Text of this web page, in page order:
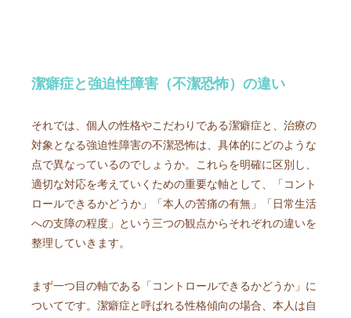
潔癖症と強迫性障害（不潔恐怖）の違い
それでは、個人の性格やこだわりである潔癖症と、治療の
対象となる強迫性障害の不潔恐怖は、具体的にどのような
点で異なっているのでしょうか。これらを明確に区別し、
適切な対応を考えていくための重要な軸として、「コント
ロールできるかどうか」「本人の苦痛の有無」「日常生活
への支障の程度」という三つの観点からそれぞれの違いを
整理していきます。
まず一つ目の軸である「コントロールできるかどうか」に
ついてです。潔癖症と呼ばれる性格傾向の場合、本人は自